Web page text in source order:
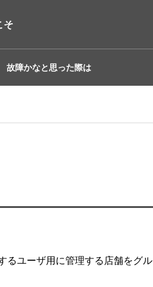
そ
故障かなと思った際は
るユーザ用に管理する店舗をグル